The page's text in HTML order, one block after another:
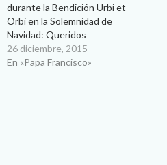
durante la Bendición Urbi et
Orbi en la Solemnidad de
Navidad: Queridos
hermanos y hermanas, feliz
Navidad. Cristo nos ha
26 diciembre, 2015
En «Papa Francisco»